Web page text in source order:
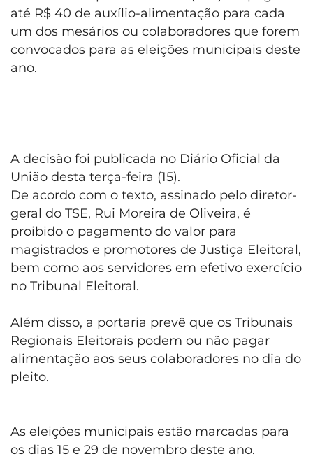
até R$ 40 de auxílio-alimentação para cada
um dos mesários ou colaboradores que forem
convocados para as eleições municipais deste
ano.
A decisão foi publicada no Diário Oficial da
União desta terça-feira (15).
De acordo com o texto, assinado pelo diretor-
geral do TSE, Rui Moreira de Oliveira, é
proibido o pagamento do valor para
magistrados e promotores de Justiça Eleitoral,
bem como aos servidores em efetivo exercício
no Tribunal Eleitoral.
Além disso, a portaria prevê que os Tribunais
Regionais Eleitorais podem ou não pagar
alimentação aos seus colaboradores no dia do
pleito.
As eleições municipais estão marcadas para
os dias 15 e 29 de novembro deste ano.